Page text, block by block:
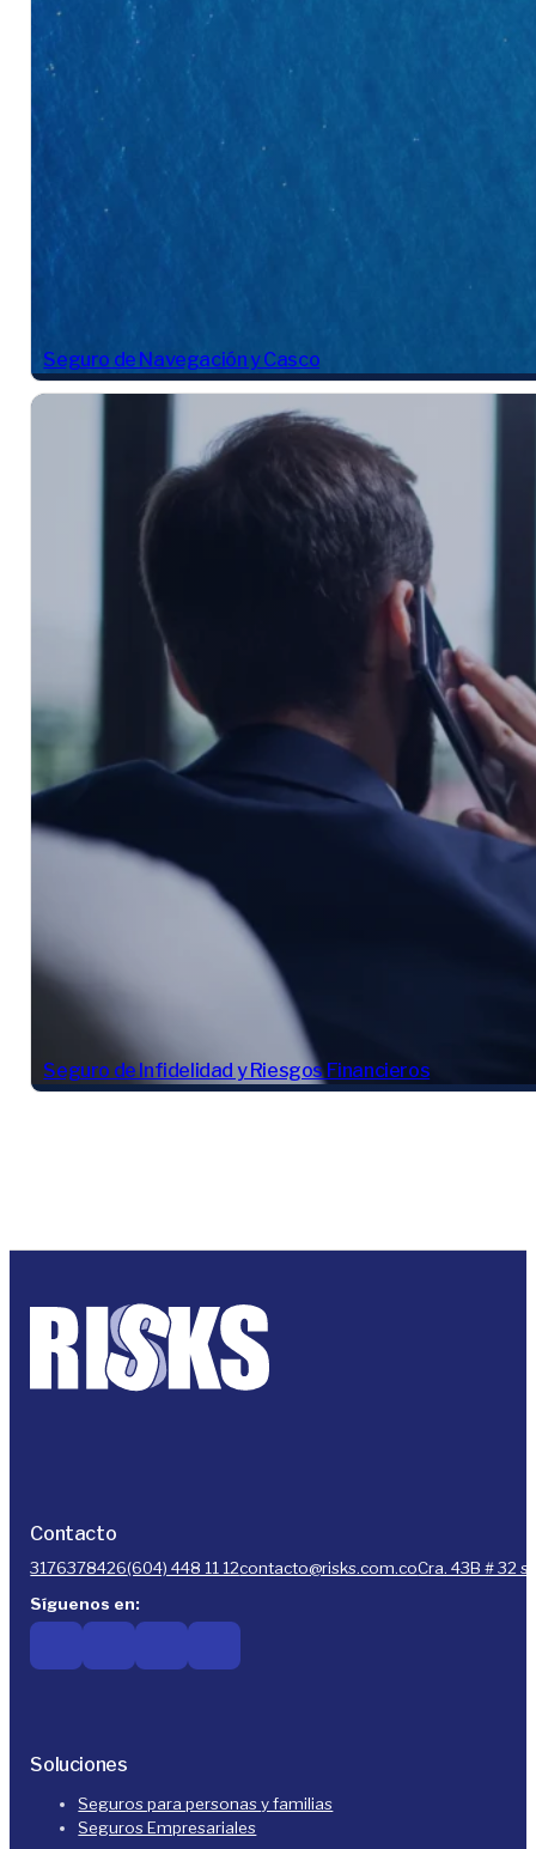
Seguro de Navegación y Casco
Seguro de Infidelidad y Riesgos Financieros
Contacto
3176378426(604) 448 11 12contacto@risks.com.coCra. 43B # 32
Síguenos en:
Soluciones
Seguros para personas y familias
Seguros Empresariales